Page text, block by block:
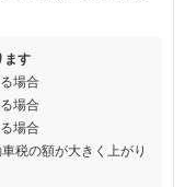
ます
場合
場合
場合
税の額が大きく上がり